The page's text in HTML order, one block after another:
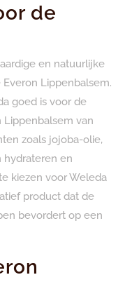
de
en natuurlijke
Lippenbalsem.
goed is voor de
Lippenbalsem van
zoals jojoba-olie,
hydrateren en
kiezen voor Weleda
product dat de
bevordert op een